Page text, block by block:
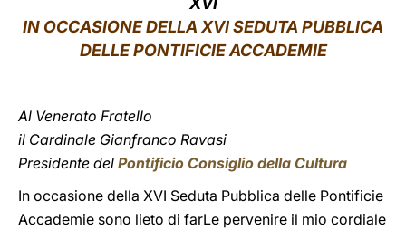
LATINE
IN OCCASIONE DELLA XVI SEDUTA PUBBLICA
DELLE PONTIFICIE ACCADEMIE
Al Venerato Fratello
il Cardinale Gianfranco Ravasi
Presidente del Pontificio Consiglio della Cultura
In occasione della XVI Seduta Pubblica delle Pontificie
Accademie sono lieto di farLe pervenire il mio cordiale